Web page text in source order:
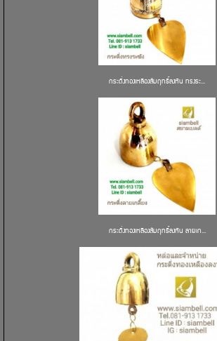
กระดิ่งทองเหลืองสัมฤทธิ์ลงหิน ทรงระ...
กระดิ่งทองเหลืองสัมฤทธิ์ลงหิน ลายเก...